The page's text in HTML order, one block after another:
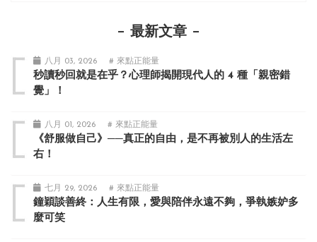
最新文章
八月 03, 2026 # 來點正能量
秒讀秒回就是在乎？心理師揭開現代人的 4 種「親密錯
覺」！
八月 01, 2026 # 來點正能量
《舒服做自己》──真正的自由，是不再被別人的生活左
右！
七月 29, 2026 # 來點正能量
鐘穎談善終：人生有限，愛與陪伴永遠不夠，爭執嫉妒多
麼可笑